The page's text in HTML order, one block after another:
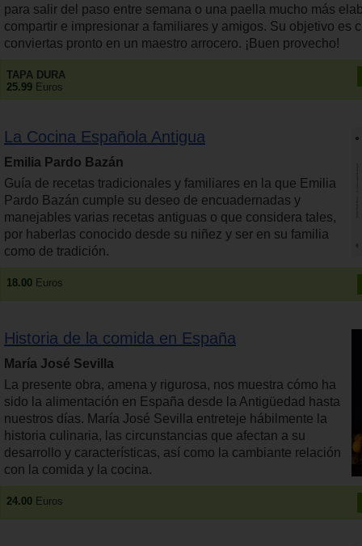
para salir del paso entre semana o una paella mucho más
compartir e impresionar a familiares y amigos. Su objetivo es
conviertas pronto en un maestro arrocero. ¡Buen provecho!
TAPA DURA
25.99 Euros
La Cocina Española Antigua
Emilia Pardo Bazán
Guía de recetas tradicionales y familiares en la que Emilia
Pardo Bazán cumple su deseo de encuadernadas y
manejables varias recetas antiguas o que considera tales,
por haberlas conocido desde su niñez y ser en su familia
como de tradición.
18.00 Euros
Historia de la comida en España
María José Sevilla
La presente obra, amena y rigurosa, nos muestra cómo ha
sido la alimentación en España desde la Antigüedad hasta
nuestros días. María José Sevilla entreteje hábilmente la
historia culinaria, las circunstancias que afectan a su
desarrollo y características, así como la cambiante relación
con la comida y la cocina.
24.00 Euros